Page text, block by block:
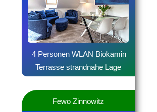
4 Personen WLAN Biokamin
Terrasse strandnahe Lage
Fewo Zinnowitz